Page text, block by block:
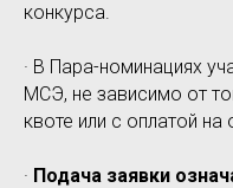
конкурса.
· В Пара-номинациях
МСЭ, не зависимо от
квоте или с оплатой
· Подача заявки